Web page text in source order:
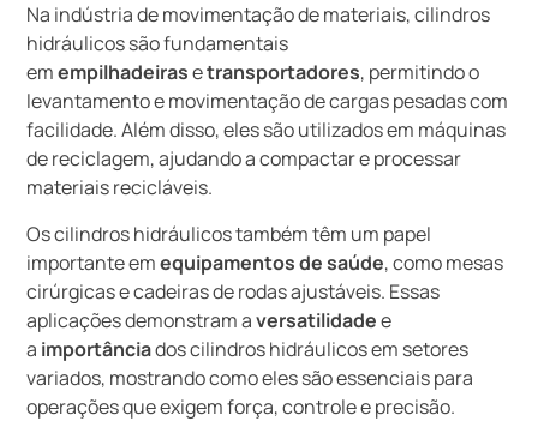
Na indústria de movimentação de materiais, cilindros
hidráulicos são fundamentais
emempilhadeirasetransportadores, permitindo o
levantamento e movimentação de cargas pesadas com
facilidade. Além disso, eles são utilizados em máquinas
de reciclagem, ajudando a compactar e processar
materiais recicláveis.
Os cilindros hidráulicos também têm um papel
importante emequipamentos de saúde, como mesas
cirúrgicas e cadeiras de rodas ajustáveis. Essas
aplicações demonstram aversatilidadee
a importânciados cilindros hidráulicos em setores
variados, mostrando como eles são essenciais para
operações que exigem força, controle e precisão.